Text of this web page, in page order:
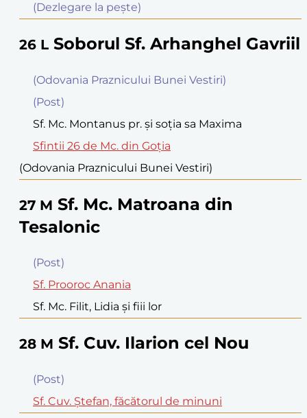
(Dezlegare la peşte)
26 L Soborul Sf. Arhanghel Gavriil
(Odovania Praznicului Bunei Vestiri)
(Post)
Sf. Mc. Montanus pr. şi soţia sa Maxima
Sfintii 26 de Mc. din Goţia
(Odovania Praznicului Bunei Vestiri)
27 M Sf. Mc. Matroana din
Tesalonic
(Post)
Sf. Prooroc Anania
Sf. Mc. Filit, Lidia şi fiii lor
28 M Sf. Cuv. Ilarion cel Nou
(Post)
Sf. Cuv. Ştefan, făcătorul de minuni